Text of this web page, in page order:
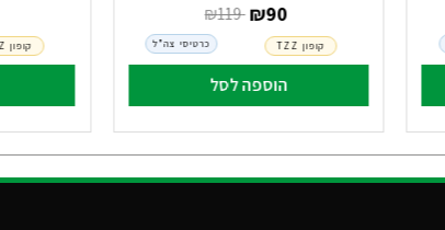
‏ ₪
119 90
הוספה לסל
כרטיסי צה"ל קופון TZZ קופון TZZ